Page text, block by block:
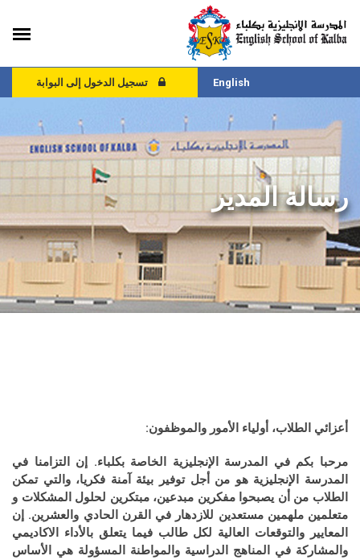
English تسجيل الدخول إلى البوابة
رسالة المدير
أعزائي الطلاب، أولياء الأمور وا لموظفون:
مرحبا بكم في المدرسة الإنجليزية الخاصة بكلباء. إن التزامنا في
المدرسة الإنجليزية هو من أجل توفير بيئة آمنة فكريا، والتي تمكن
الطلاب من أن يصبحوا مفكرين مبدعين، مبتكرين لحلول المشكلات و
متعلمين ملهمين مستعدين للازدهار في القرن الحادي والعشرين. إن
المعايير والتوقعات العالية لكل طالب فيما يتعلق بالأداء الاكاديمي
والمشاركة في المناهج الدراسية والمواطنة المسؤولة هي الأساس